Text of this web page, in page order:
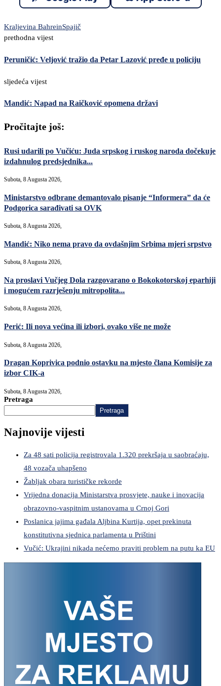
Kraljevina BahreinSpajič
prethodna vijest
Peruničić: Veljović tražio da Petar Lazović pređe u policiju
sljedeća vijest
Mandić: Napad na Raičković opomena državi
Pročitajte još:
Rusi udarili po Vučiću: Juda srpskog i ruskog naroda dočekuje
izdahnulog predsjednika...
Subota, 8 Augusta 2026,
Ministarstvo odbrane demantovalo pisanje “Informera” da će
Podgorica sarađivati sa OVK
Subota, 8 Augusta 2026,
Mandić: Niko nema pravo da ovdašnjim Srbima mjeri srpstvo
Subota, 8 Augusta 2026,
Na proslavi Vučjeg Dola razgovarano o Bokokotorskoj eparhiji
i mogućem razrješenju mitropolita...
Subota, 8 Augusta 2026,
Perić: Ili nova većina ili izbori, ovako više ne može
Subota, 8 Augusta 2026,
Dragan Koprivica podnio ostavku na mjesto člana Komisije za
izbor CIK-a
Subota, 8 Augusta 2026,
Pretraga
Pretraga
Najnovije vijesti
Za 48 sati policija registrovala 1.320 prekršaja u saobraćaju,
48 vozača uhapšeno
Žabljak obara turističke rekorde
Vrijedna donacija Ministarstva prosvjete, nauke i inovacija
obrazovno-vaspitnim ustanovama u Crnoj Gori
Poslanica jajima gađala Aljbina Kurtija, opet prekinuta
konstitutivna sjednica parlamenta u Prištini
Vučić: Ukrajini nikada nećemo praviti problem na putu ka EU